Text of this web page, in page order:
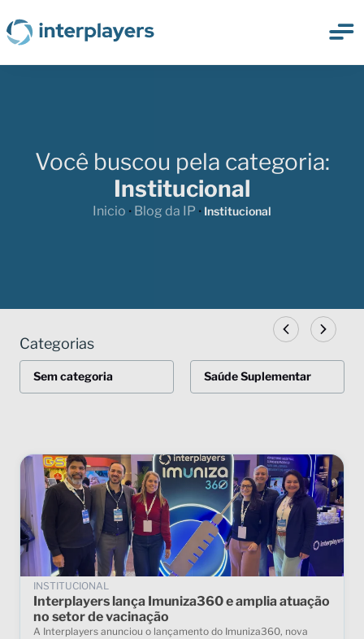
Você buscou pela categoria:
Institucional
Inicio • Blog da IP • Institucional
Categorias
Sem categoria Saúde Suplementar
INSTITUCIONAL
Interplayers lança Imuniza360 e amplia atuação
no setor de vacinação
A Interplayers anunciou o lançamento do Imuniza360, nova